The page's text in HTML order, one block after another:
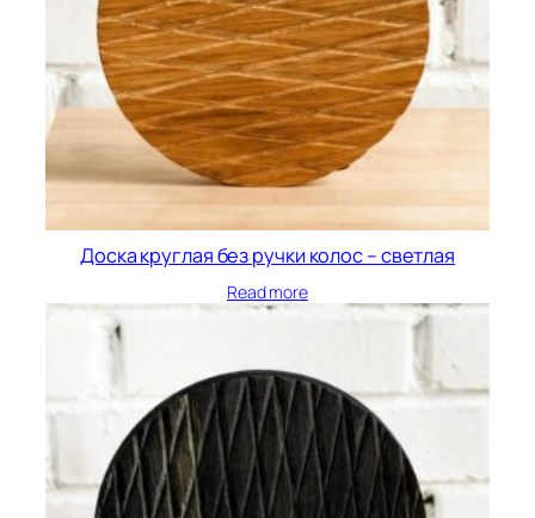
Доска круглая без ручки колос – светлая
Read more